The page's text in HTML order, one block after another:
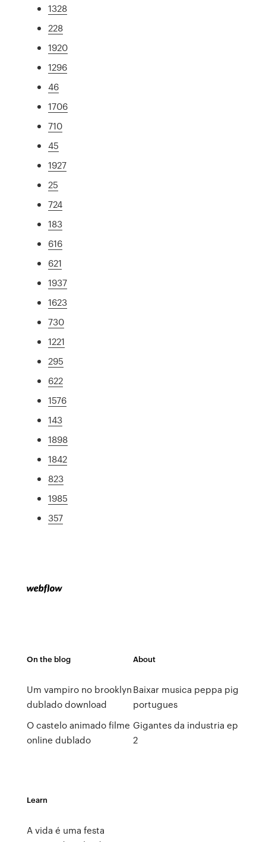
1328
228
1920
1296
46
1706
710
45
1927
25
724
183
616
621
1937
1623
730
1221
295
622
1576
143
1898
1842
823
1985
357
On the blog
Um vampiro no brooklyn
dublado download
O castelo animado filme
online dublado
About
Baixar musica peppa pig
portugues
Gigantes da industria ep
2
Learn
A vida é uma festa